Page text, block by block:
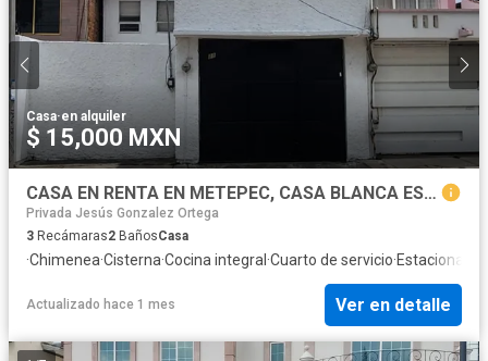
Casa·en alquiler
$ 15,000 MXN
CASA EN RENTA EN METEPEC, CASA BLANCA ESTADO DE MEXICO
Privada Jesús Gonzalez Ortega
3 Recámaras2 BañosCasa
·Chimenea·Cisterna·Cocina integral ·Cuarto de servicio·
Actualizado hace 1 mes Ver en detalle